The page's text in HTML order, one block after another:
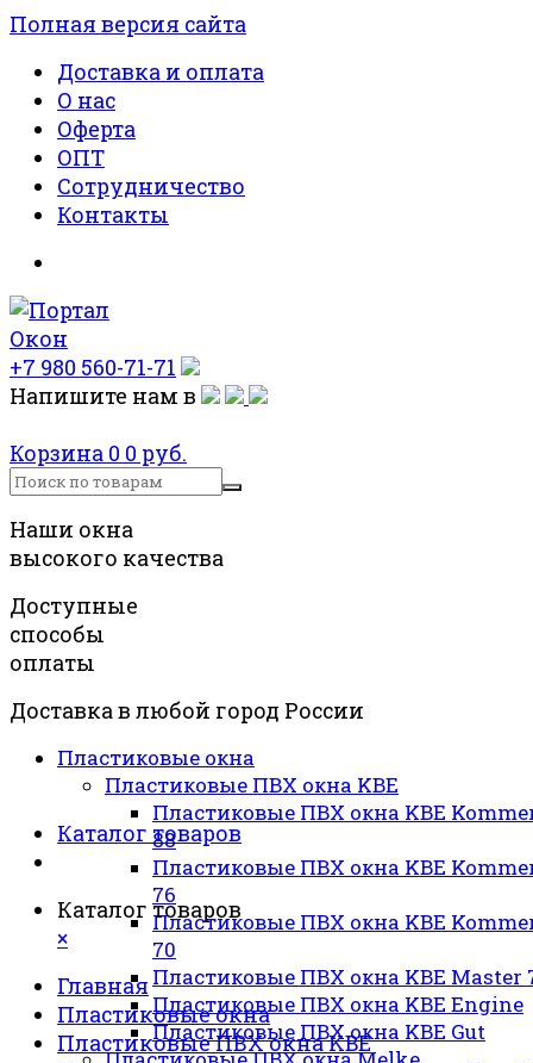
Полная версия сайта
Доставка и оплата
О нас
Оферта
ОПТ
Сотрудничество
Контакты
+7 980 560-71-71
Напишите нам в
Корзина 0 0 руб.
Наши окна
высокого качества
Доступные
способы
оплаты
Доставка в любой город России
Пластиковые окна
Пластиковые ПВХ окна KBE
Пластиковые ПВХ окна KBE
88
Пластиковые ПВХ окна KBE
76
Пластиковые ПВХ окна KBE
70
Пластиковые ПВХ окна KBE Master
Пластиковые ПВХ окна KBE Engine
Пластиковые ПВХ окна KBE Gut
Каталог товаров
Каталог товаров
×
Главная
Пластиковые окна
Пластиковые ПВХ окна KBE